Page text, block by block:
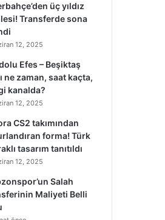
üç yıldız
Transferde sona
12, 2025
Efes – Beşiktaş
ne zaman, saat kaçta,
kanalda?
12, 2025
CS2 takımından
forma! Türk
tasarım tanıtıldı
12, 2025
Salah
Maliyeti Belli